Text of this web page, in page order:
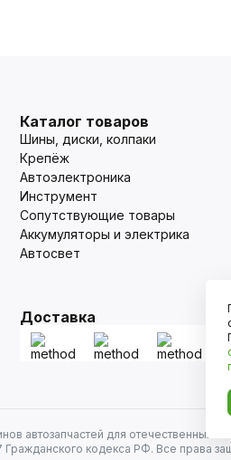
Каталог товаров
Шины, диски, колпаки
Крепёж
Автоэлектроника
Инструмент
Сопутствующие товары
Аккумуляторы и электрика
Автосвет
Доставка
автозапчастей для отечественных
кодекса РФ. Все права